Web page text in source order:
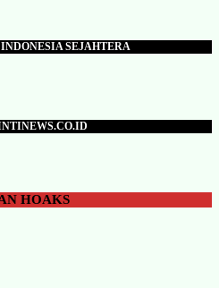
SEJAHTERA
HOAKS